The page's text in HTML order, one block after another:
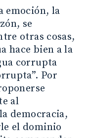
emoción, la
se
otras cosas,
hace bien a la
corrupta
Por
al
democracia,
el dominio